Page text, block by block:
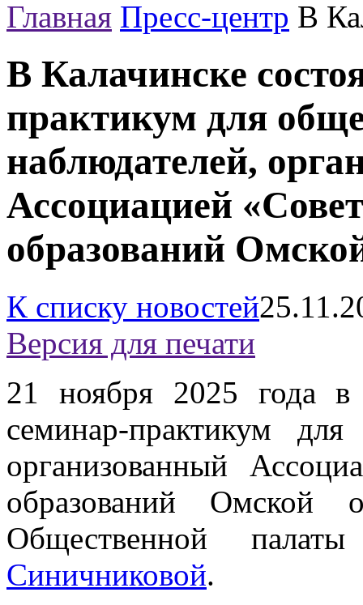
Главная Пресс-центр В
В Калачинске
практикум для
наблюдателей,
Ассоциацией
образований
К списку новостей
Версия для печати
21 ноября 2025 года в
семинар-практикум
организованный
образований Омской
Общественной
Синичниковой.